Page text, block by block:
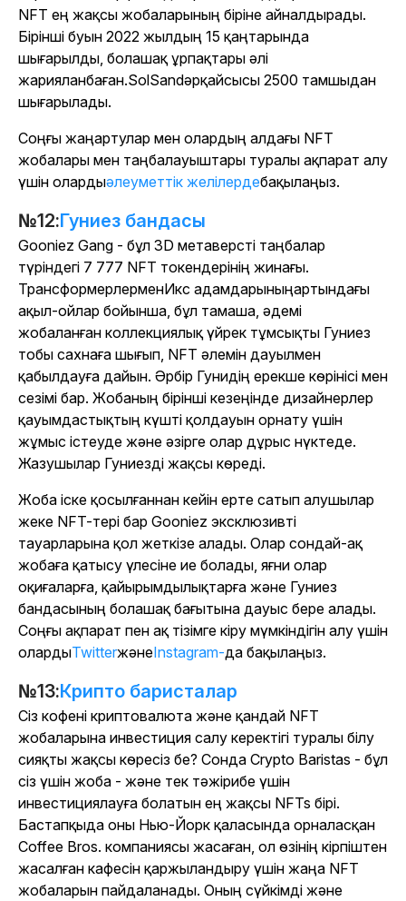
NFT ең жақсы жобаларының біріне айналдырады.
Бірінші буын 2022 жылдың 15 қаңтарында
шығарылды, болашақ ұрпақтары әлі
жарияланбаған.SolSandәрқайсысы 2500 тамшыдан
шығарылады.
Соңғы жаңартулар мен олардың алдағы NFT
жобалары мен таңбалауыштары туралы ақпарат алу
үшін олардыәлеуметтік желілердебақылаңыз.
№12:Гуниез бандасы
Gooniez Gang - бұл 3D метаверсті таңбалар
түріндегі 7 777 NFT токендерінің жинағы.
ТрансформерлерменИкс адамдарыныңартындағы
ақыл-ойлар бойынша, бұл тамаша, әдемі
жобаланған коллекциялық үйрек тұмсықты Гуниез
тобы сахнаға шығып, NFT әлемін дауылмен
қабылдауға дайын. Әрбір Гунидің ерекше көрінісі мен
сезімі бар. Жобаның бірінші кезеңінде дизайнерлер
қауымдастықтың күшті қолдауын орнату үшін
жұмыс істеуде және әзірге олар дұрыс нүктеде.
Жазушылар Гуниезді жақсы көреді.
Жоба іске қосылғаннан кейін ерте сатып алушылар
жеке NFT-тері бар Gooniez эксклюзивті
тауарларына қол жеткізе алады. Олар сондай-ақ
жобаға қатысу үлесіне ие болады, яғни олар
оқиғаларға, қайырымдылықтарға және Гуниез
бандасының болашақ бағытына дауыс бере алады.
Соңғы ақпарат пен ақ тізімге кіру мүмкіндігін алу үшін
олардыTwitterжәнеInstagram-да бақылаңыз.
№13:Крипто баристалар
Сіз кофені криптовалюта және қандай NFT
жобаларына инвестиция салу керектігі туралы білу
сияқты жақсы көресіз бе? Сонда Crypto Baristas - бұл
сіз үшін жоба - және тек тәжірибе үшін
инвестициялауға болатын ең жақсы NFTs бірі.
Бастапқыда оны Нью-Йорк қаласында орналасқан
Coffee Bros. компаниясы жасаған, ол өзінің кірпіштен
жасалған кафесін қаржыландыру үшін жаңа NFT
жобаларын пайдаланады. Оның сүйкімді және